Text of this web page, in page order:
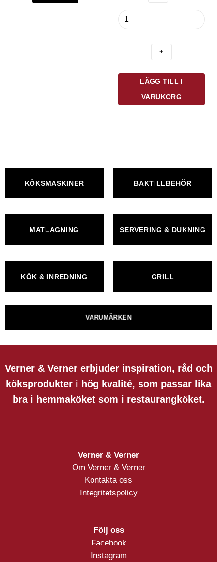
Creuset
cm
LÄGG TILL I
VARUKORG
KÖKSMASKINER BAKTILLBEHÖR
MATLAGNING SERVERING & DUKNING
KÖK & INREDNING GRILL
VARUMÄRKEN
Verner & Verner erbjuder inspiration, råd och
köksprodukter i hög kvalité, som passar lika
bra i hemmaköket som i restaurangköket.
Verner & Verner
Om Verner & Verner
Kontakta oss
Integritetspolicy
Följ oss
Facebook
Instagram